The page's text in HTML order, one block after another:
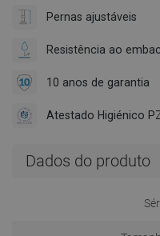
Pernas ajustáveis
Resistência ao
10 anos de garantia
Atestado Higiénico
Dados do produto